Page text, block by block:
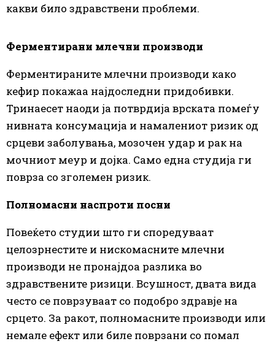
какви било здравствени проблеми.
Ферментирани млечни производи
Ферментираните млечни производи како
кефир покажаа најдоследни придобивки.
Тринаесет наоди ја потврдија врската помеѓу
нивната консумација и намалениот ризик од
срцеви заболувања, мозочен удар и рак на
мочниот меур и дојка. Само една студија ги
поврза со зголемен ризик.
Полномасни наспроти посни
Повеќето студии што ги споредуваат
целозрнестите и нискомасните млечни
производи не пронајдоа разлика во
здравствените ризици. Всушност, двата вида
често се поврзуваат со подобро здравје на
срцето. За ракот, полномасните производи или
немале ефект или биле поврзани со помал